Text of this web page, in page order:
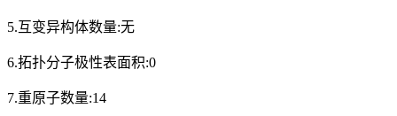
5.互变异构体数量:无
6.拓扑分子极性表面积:0
7.重原子数量:14